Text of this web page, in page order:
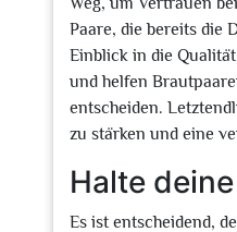
Paare, die bereits die
Einblick in die
und helfen
entscheiden.
zu stärken und eine
Halte
Es ist entscheidend,